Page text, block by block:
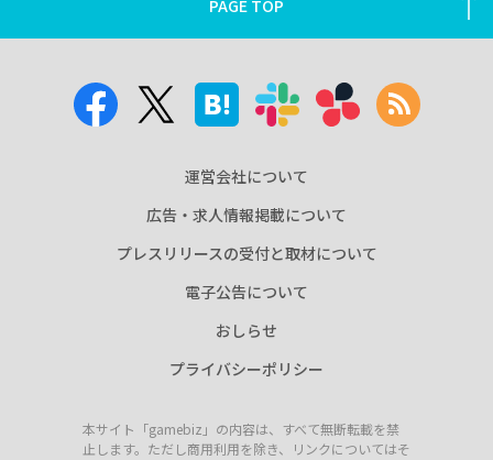
PAGE TOP
運営会社について
広告・求人情報掲載について
プレスリリースの受付と取材について
電子公告について
おしらせ
プライバシーポリシー
本サイト「gamebiz」の内容は、すべて無断転載を禁
止します。ただし商用利用を除き、リンクについてはそ